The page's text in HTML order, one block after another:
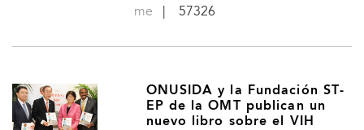
me | 57326
ONUSIDA y la Fundación ST-
EP de la OMT publican un
nuevo libro sobre el VIH